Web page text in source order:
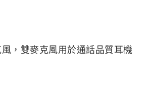
，雙麥克風用於通話品質耳機